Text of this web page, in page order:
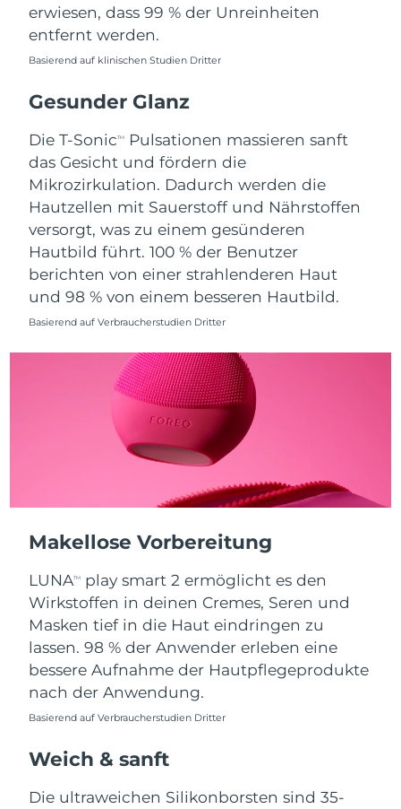
erwiesen, dass 99 % der Unreinheiten
entfernt werden.
Basierend auf klinischen Studien Dritter
Gesunder Glanz
Die T-SonicTM
Pulsationen massieren sanft
das Gesicht und fördern die
Mikrozirkulation. Dadurch werden die
Hautzellen mit Sauerstoff und Nährstoffen
versorgt, was zu einem gesünderen
Hautbild führt. 100 % der Benutzer
berichten von einer strahlenderen Haut
und 98 % von einem besseren Hautbild.
Basierend auf Verbraucherstudien Dritter
Makellose Vorbereitung
LUNATM
play smart 2 ermöglicht es den
Wirkstoffen in deinen Cremes, Seren und
Masken tief in die Haut eindringen zu
lassen. 98 % der Anwender erleben eine
bessere Aufnahme der Hautpflegeprodukte
nach der Anwendung.
Basierend auf Verbraucherstudien Dritter
Weich & sanft
Die ultraweichen Silikonborsten sind 35-
Saudi-Arabien
Slowakei
Slowenien Erwartete Lieferung
Südafrika
Südkorea Erwartete Lieferung
Spanien Erwartete Lieferung 8/8/26
Schweden Erwartete Lieferung
Erwartete Lieferung
Erwartete Lieferung
Erwartete Lieferung
Erwartete Lieferung8/9/26
Vereinigte Arabische
Emirate
Erwartete Lieferung
Vereinigtes
Königreich
Erwartete Lieferung8/8/26
Vereinigte Staaten Erwartete Lieferung8/9/26
Usbekistan